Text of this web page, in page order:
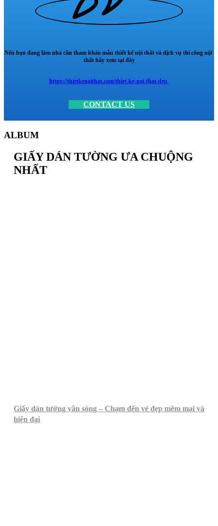
Nếu bạn đang làm nhà cần tham khảo mẫu thiết kế nội thất và dịch vụ thi công nội
thất hãy xem tại đây
https://thietkenoithat.com/thiet-ke-noi-that-dep
CONTACT US
ALBUM
GIẤY DÁN TƯỜNG ƯA CHUỘNG
NHẤT
Giấy dán tường vân sóng – Chạm đến vẻ đẹp mềm mại và
hiện đại